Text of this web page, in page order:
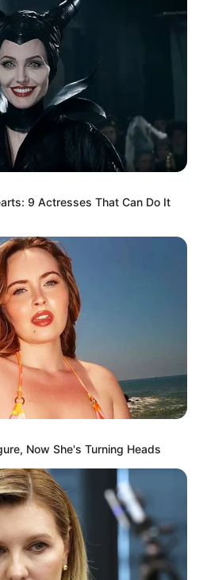
9 Actresses That Can Do It
Now She's Turning Heads